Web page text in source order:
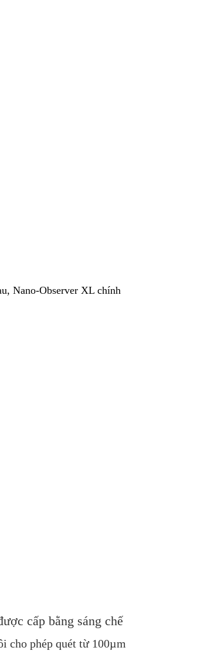
Nano-Observer XL chính
cấp bằng sáng chế
cho phép quét từ 100µm